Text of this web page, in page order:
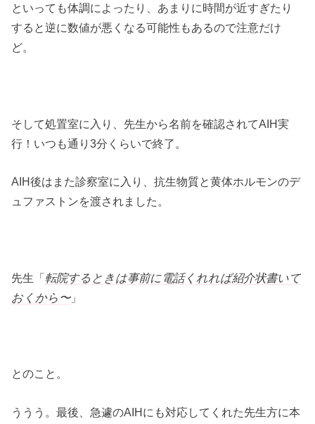
といっても体調によったり、あまりに時間が近すぎたり
すると逆に数値が悪くなる可能性もあるので注意だけ
ど。
そして処置室に入り、先生から名前を確認されてAIH実
行！いつも通り3分くらいで終了。
AIH後はまた診察室に入り、抗生物質と黄体ホルモンのデ
ュファストンを渡されました。
先生「転院するときは事前に電話くれれば紹介状書いて
おくから〜」
とのこと。
ううう。最後、急遽のAIHにも対応してくれた先生方に本